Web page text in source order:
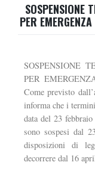
SOSPENSIONE
PER
SOSPENSIONE
PER
Come previsto
informa che i
data del 23
sono sospesi dal
disposizioni di
decorrere dal 16